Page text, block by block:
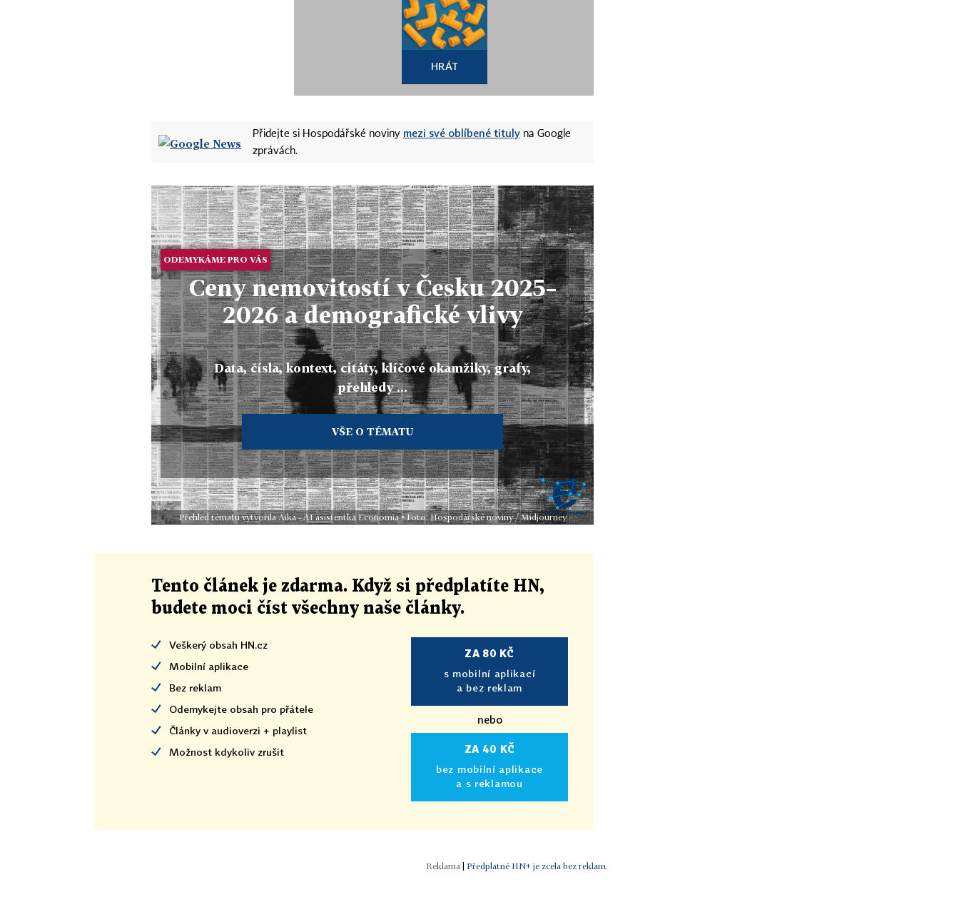
HRÁT
Přidejte si Hospodářské noviny mezi své oblíbené tituly na Google
zprávách.
ODEMYKÁME PRO VÁS
Ceny nemovitostí v Česku 2025–
2026 a demografické vlivy
Data, čísla, kontext, citáty, klíčové okamžiky, grafy,
přehledy ...
VŠE O TÉMATU
Přehled tématu vytvořila Aika - AI asistentka Economia • Foto: Hospodářské noviny / Midjourney
Tento článek je zdarma. Když si předplatíte HN,
budete moci číst všechny naše články.
Veškerý obsah HN.cz
Mobilní aplikace
Bez reklam
Odemykejte obsah pro přátele
Články v audioverzi + playlist
Možnost kdykoliv zrušit
ZA 80 KČ
s mobilní aplikací
a bez reklam
nebo
ZA 40 KČ
bez mobilní aplikace
a s reklamou
Předplatné HN+ je zcela bez reklam.